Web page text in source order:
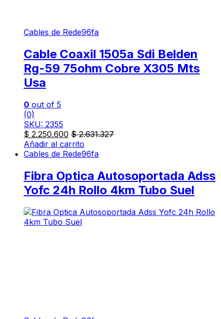
Cables de Rede96fa
Cable Coaxil 1505a Sdi Belden
Rg-59 75ohm Cobre X305 Mts
Usa
0 out of 5
(0)
SKU: 2355
$ 2.250.600 $2.631.327
Añadir al carrito
Cables de Rede96fa
Fibra Optica Autosoportada Adss
Yofc 24h Rollo 4km Tubo Suel